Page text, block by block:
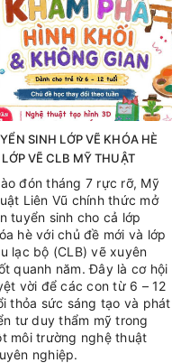
SINH LỚP VẼ KHÓA HÈ
LỚP VẼ CLB MỸ THUẬT
đón tháng 7 rực rỡ, Mỹ
Liên Vũ chính thức mở
tuyển sinh cho cả lớp
hè với chủ đề mới và lớp
lạc bộ (CLB) vẽ xuyên
quanh năm. Đây là cơ hội
vời để các con từ 6 – 12
thỏa sức sáng tạo và phát
tư duy thẩm mỹ trong
môi trường nghệ thuật
nghiệp.